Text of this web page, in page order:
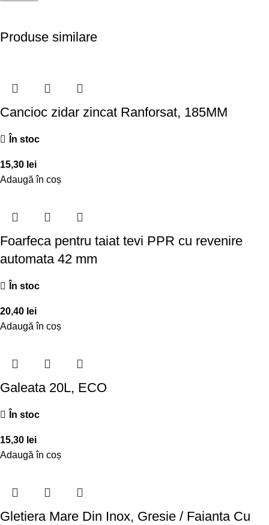
Produse similare
Cancioc zidar zincat Ranforsat, 185MM
În stoc
15,30 lei
Adaugă în coș
Foarfeca pentru taiat tevi PPR cu revenire
automata 42 mm
În stoc
20,40 lei
Adaugă în coș
Galeata 20L, ECO
În stoc
15,30 lei
Adaugă în coș
Gletiera Mare Din Inox, Gresie / Faianta Cu